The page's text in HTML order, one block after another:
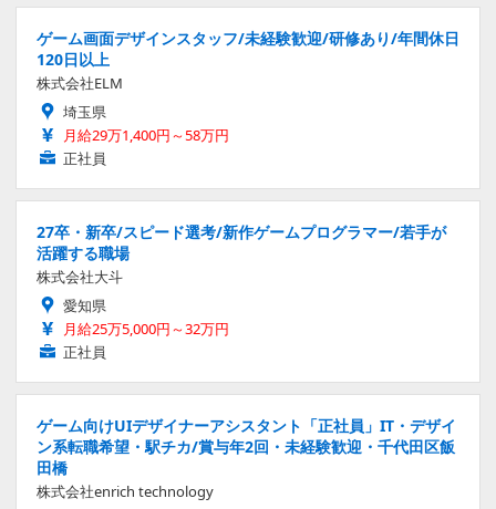
ゲーム画面デザインスタッフ/未経験歓迎/研修あり/年間休日
120日以上
株式会社ELM
埼玉県
月給29万1,400円～58万円
正社員
27卒・新卒/スピード選考/新作ゲームプログラマー/若手が
活躍する職場
株式会社大斗
愛知県
月給25万5,000円～32万円
正社員
ゲーム向けUIデザイナーアシスタント「正社員」IT・デザイ
ン系転職希望・駅チカ/賞与年2回・未経験歓迎・千代田区飯
田橋
株式会社enrich technology